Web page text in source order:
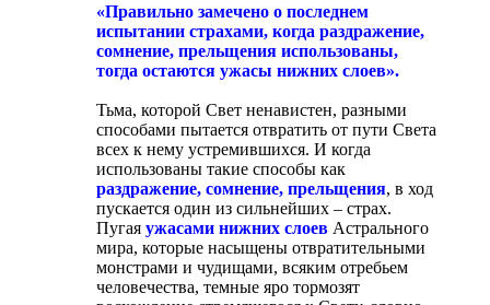
«Правильно замечено о последнем
испытании страхами, когда раздражение,
сомнение, прельщения использованы,
тогда остаются ужасы нижних слоев».
Тьма, которой Свет ненавистен, разными
способами пытается отвратить от пути Света
всех к нему устремившихся. И когда
использованы такие способы как
раздражение, сомнение, прельщения, в ход
пускается один из сильнейших – страх.
Пугая ужасами нижних слоев Астрального
мира, которые насыщены отвратительными
монстрами и чудищами, всяким отребьем
человечества, темные яро тормозят